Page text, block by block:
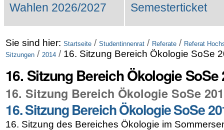
Wahlen 2026/2027 Semesterticket
Sie sind hier: Startseite / Studentinnenrat / Referate / Referat
Sitzungen / 2014 / 16. Sitzung Bereich Ökologie SoSe
16. Sitzung Bereich Ökologie SoSe
16. Sitzung Bereich Ökologie SoSe
16. Sitzung Bereich Ökologie SoSe
16. Sitzung des Bereiches Ökologie im